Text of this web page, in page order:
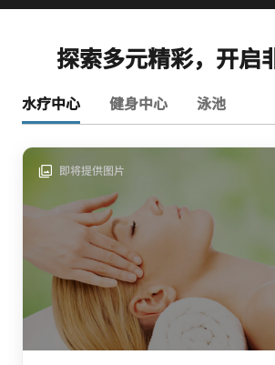
探索多元精彩，开启
水疗中心 健身中心 泳池
即将提供图片